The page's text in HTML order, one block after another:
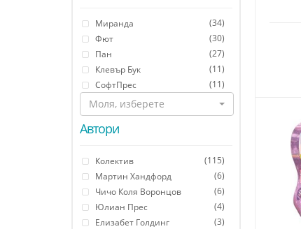
Миранда
(34)
Фют
(30)
Пан
(27)
Клевър Бук
(11)
СофтПрес
(11)
Моля, изберете
Автори
Колектив
(115)
Мартин Хандфорд
(6)
Чичо Коля Воронцов
(6)
Юлиан Прес
(4)
Елизабет Голдинг
(3)